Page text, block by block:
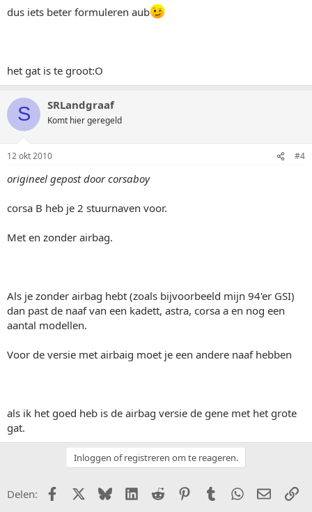
dus iets beter formuleren aub
het gat is te groot:O
S SRLandgraaf
Komt hier geregeld
12 okt 2010 #4
origineel gepost door corsaboy
corsa B heb je 2 stuurnaven voor.
Met en zonder airbag.
Als je zonder airbag hebt (zoals bijvoorbeeld mijn 94'er GSI)
dan past de naaf van een kadett, astra, corsa a en nog een
aantal modellen.
Voor de versie met airbaig moet je een andere naaf hebben
als ik het goed heb is de airbag versie de gene met het grote
gat.
Inloggen of registreren om te reageren.
Delen: FacebookX (Twitter)
BlueskyLinkedIn
Reddit PinterestTumblr WhatsApp
E-mail